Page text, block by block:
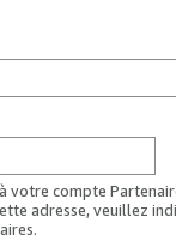
votre compte
adresse, veuillez